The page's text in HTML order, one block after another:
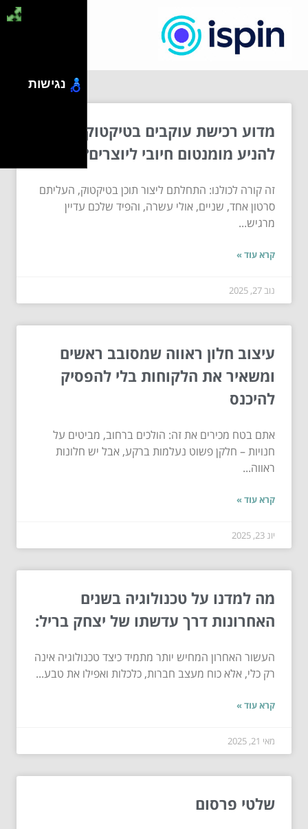
מדוע רכישת עוקבים בטיקטוק יכולה
להניע מומנטום חיובי ליוצרים?
זה קורה לכולנו: התחלתם ליצור תוכן בטיקטוק, העליתם
סרטון אחד, שניים, אולי עשרה, והפיד שלכם עדיין
מרגיש...
קרא עוד »
נוב 27, 2025
עיצוב חלון ראווה שמסובב ראשים
ומשאיר את הלקוחות בלי להפסיק
להיכנס
אתם בטח מכירים את זה: הולכים ברחוב, מביטים על
חנויות – חלקן פשוט נעלמות ברקע, אבל יש חלונות
ראווה...
קרא עוד »
יונ 23, 2025
מה למדנו על טכנולוגיה בשנים
האחרונות דרך עדשתו של יצחק בריל:
העשור האחרון המחיש יותר מתמיד כיצד טכנולוגיה אינה
רק כלי, אלא כוח מעצב חברות, כלכלות ואפילו את טבע...
קרא עוד »
מאי 21, 2025
שלטי פרסום
נגישות